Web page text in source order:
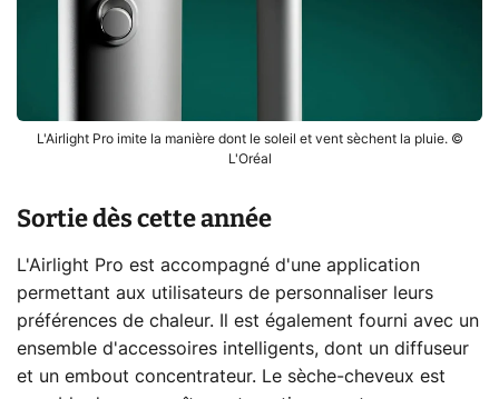
L'Airlight Pro imite la manière dont le soleil et vent sèchent la pluie. ©
L'Oréal
Sortie dès cette année
L'Airlight Pro est accompagné d'une application
permettant aux utilisateurs de personnaliser leurs
préférences de chaleur. Il est également fourni avec un
ensemble d'accessoires intelligents, dont un diffuseur
et un embout concentrateur. Le sèche-cheveux est